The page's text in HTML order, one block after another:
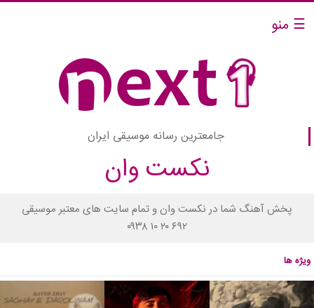
☰ منو
جامعترین رسانه موسیقی ایران
نکست وان
پخش آهنگ شما در نکست وان و تمام سایت های معتبر موسیقی
۰۹۳۸ ۱۰ ۲۰ ۶۹۲
ویژه ها